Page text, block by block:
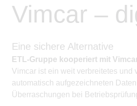
Vimcar –
Eine sichere Alternative
ETL-Gruppe kooperiert mit
Vimcar ist ein weit verbreitetes und
automatisch aufgezeichneten
Überraschungen bei